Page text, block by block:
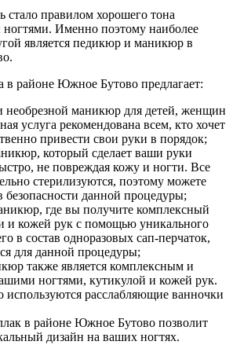
за волосами
волос
волос
Сложное окрашивание волос
Окрашивание Омбре
Окрашивание AirTouch (Эйртач)
Окрашивание корней волос
Окрашивание волос Babylights
(Бейбилайтс)
Цветное окрашивание волос
Шатуш
Балаяж окрашивание волос
Тонирование волос
Колорирование волос
Окрашивание седых волос
Классическое окрашивание волос
Окрашивание в один тон
стало правилом хорошего тона
ногтями. Именно поэтому наиболее
является педикюр и маникюр в
районе Южное Бутово предлагает:
необрезной маникюр для детей, женщин
услуга рекомендована всем, кто хочет
привести свои руки в порядок;
который сделает ваши руки
не повреждая кожу и ногти. Все
стерилизуются, поэтому можете
безопасности данной процедуры;
где вы получите комплексный
и кожей рук с помощью уникального
в состав одноразовых сап-перчаток,
для данной процедуры;
также является комплексным и
ногтями, кутикулой и кожей рук.
используются расслабляющие ванночки
в районе Южное Бутово позволит
дизайн на ваших ногтях.